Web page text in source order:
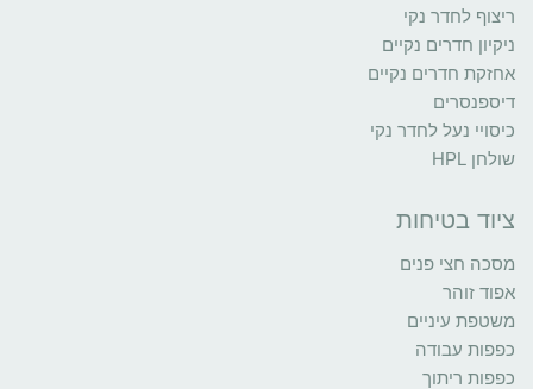
ריצוף לחדר נקי
ניקיון חדרים נקיים
אחזקת חדרים נקיים
דיספנסרים
כיסויי נעל לחדר נקי
שולחן HPL
ציוד בטיחות
מסכה חצי פנים
אפוד זוהר
משטפת עיניים
כפפות עבודה
כפפות ריתוך